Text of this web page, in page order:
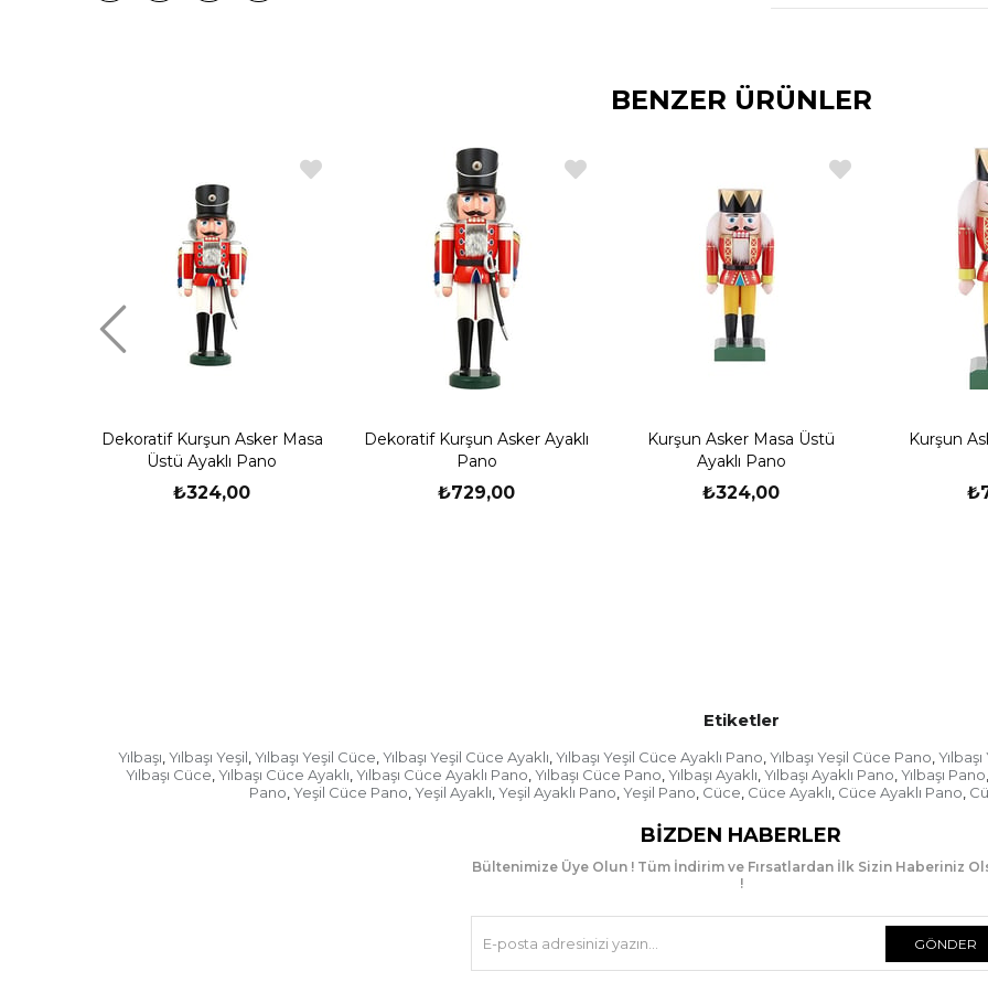
oluyorsunuz. Bu
açıp bakmaya çalışın.
- Ürünü teslim
kontrol edin. Herhangi
"hasar tespit tutanağı"
kendisine teslim edin.
BENZER ÜRÜNLER
Dekoratif Kurşun Asker Masa
Üstü Ayaklı Pano
₺324,00
Dekoratif Kurşun Asker Ayaklı
Pano
₺729,00
Kurşun Asker Masa Üstü
Ayaklı Pano
₺324,00
Kurşun
Etiketler
Yılbaşı, Yılbaşı Yeşil, Yılbaşı Yeşil Cüce, Yılbaşı Yeşil Cüce Ayaklı, Yılbaşı Yeşil Cüce Ayaklı Pano, Yılbaşı Yeşil Cüce Pano,
Yılbaşı Cüce, Yılbaşı Cüce Ayaklı, Yılbaşı Cüce Ayaklı Pano, Yılbaşı Cüce Pano, Yılbaşı Ayaklı, Yılbaşı Ayaklı Pano, Yılbaşı Pano,
Pano, Yeşil Cüce Pano, Yeşil Ayaklı, Yeşil Ayaklı Pano, Yeşil Pano, Cüce, Cüce Ayaklı, Cüce Ayaklı Pano,
BIZDEN HABERLER
Bültenimize Üye Olun ! Tüm İndirim ve Fırsatlardan İlk Sizin Haberiniz
!
GÖNDER